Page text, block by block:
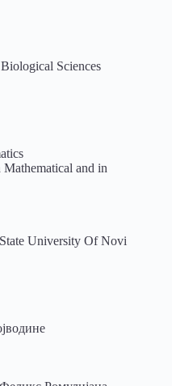
Sciences
and in
University Of Novi